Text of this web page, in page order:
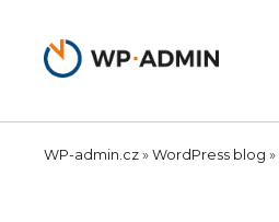
obsah
WP-admin.cz » WordPress blog »